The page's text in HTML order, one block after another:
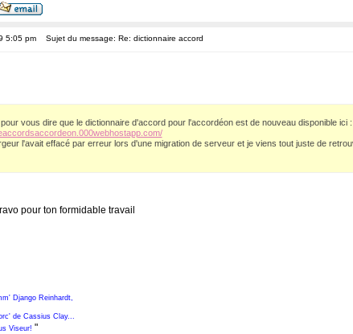
5:05 pm Sujet du message: Re: dictionnaire accord
vous dire que le dictionnaire d'accord pour l'accordéon est de nouveau disponible ici :
l'avait effacé par erreur lors d'une migration de serveur et je viens tout juste de
pour ton formidable travail
Django Reinhardt,
de Cassius Clay...
Viseur! "